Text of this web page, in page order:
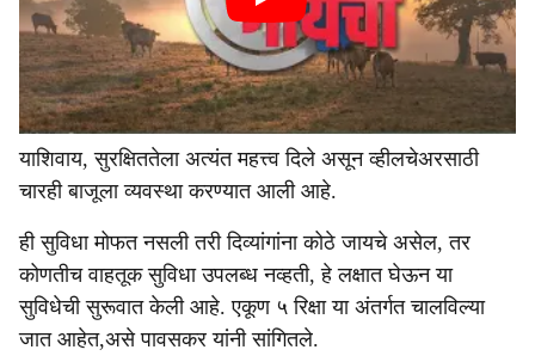
याशिवाय, सुरक्षिततेला अत्यंत महत्त्व दिले असून व्हीलचेअरसाठी
चारही बाजूला व्यवस्था करण्यात आली आहे.
ही सुविधा मोफत नसली तरी दिव्यांगांना कोठे जायचे असेल, तर
कोणतीच वाहतूक सुविधा उपलब्ध नव्हती, हे लक्षात घेऊन या
सुविधेची सुरूवात केली आहे. एकूण ५ रिक्षा या अंतर्गत चालविल्या
जात आहेत,असे पावसकर यांनी सांगितले.